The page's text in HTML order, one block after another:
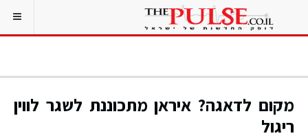
מקום לדאגה? איראן מתכוננת לשגר לווין
ריגול